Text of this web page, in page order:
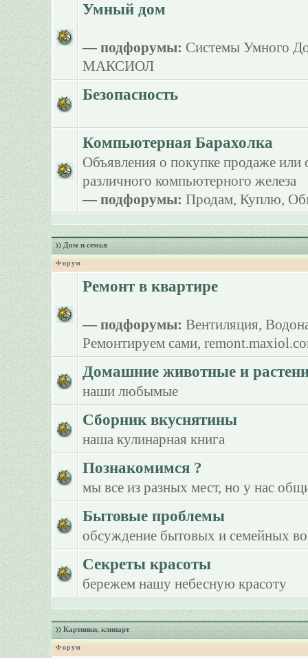
Умный дом
— подфорумы: Системы Умного
МАКСИОЛ
Безопасность
Компьютерная Барахолка
Объявления о покупке продаже или
различного компьютерного железа
— подфорумы: Продам, Куплю,
Дом и семья
Форум
Ремонт в квартире
— подфорумы: Вентиляция,
Ремонтируем сами,
Домашние животные и
наши любымые
Сборник вкуснятины
наша кулинарная книга
Познакомимся ?
мы все из разных мест, но у нас
Бытовые проблемы
обсуждение бытовых и семейных
Секреты красоты
бережем нашу небесную красоту
Картинки, клипарт
Форум